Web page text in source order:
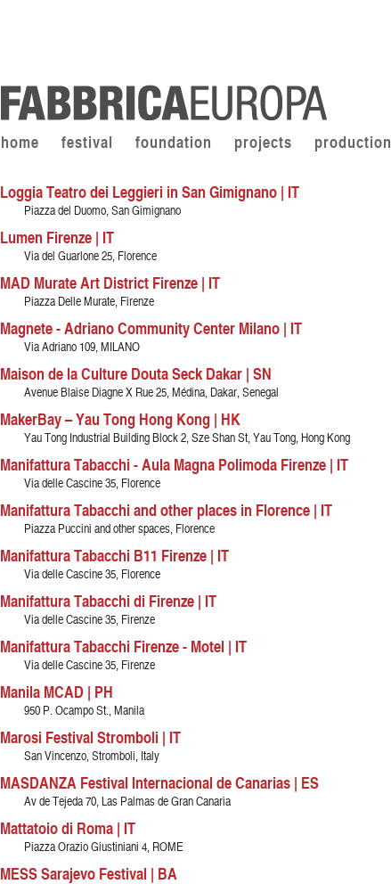
home festival foundation projects
Loggia Teatro dei Leggieri in San Gimignano | IT
Piazza del Duomo, San Gimignano
Lumen Firenze | IT
Via del Guarlone 25, Florence
MAD Murate Art District Firenze | IT
Piazza Delle Murate, Firenze
Magnete - Adriano Community Center Milano | IT
Via Adriano 109, MILANO
Maison de la Culture Douta Seck Dakar | SN
Avenue Blaise Diagne X Rue 25, Médina, Dakar, Senegal
MakerBay – Yau Tong Hong Kong | HK
Yau Tong Industrial Building Block 2, Sze Shan St, Yau Tong, Hong Kong
Manifattura Tabacchi - Aula Magna Polimoda Firenze | IT
Via delle Cascine 35, Florence
Manifattura Tabacchi and other places in Florence | IT
Piazza Puccini and other spaces, Florence
Manifattura Tabacchi B11 Firenze | IT
Via delle Cascine 35, Florence
Manifattura Tabacchi di Firenze | IT
Via delle Cascine 35, Firenze
Manifattura Tabacchi Firenze - Motel | IT
Via delle Cascine 35, Firenze
Manila MCAD | PH
950 P. Ocampo St., Manila
Marosi Festival Stromboli | IT
San Vincenzo, Stromboli, Italy
MASDANZA Festival Internacional de Canarias | ES
Av de Tejeda 70, Las Palmas de Gran Canaria
Mattatoio di Roma | IT
Piazza Orazio Giustiniani 4, ROME
MESS Sarajevo Festival | BA